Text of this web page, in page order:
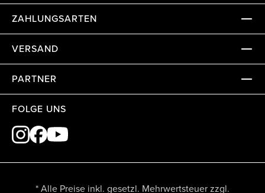
ZAHLUNGSARTEN
VERSAND
PARTNER
FOLGE UNS
* Alle Preise inkl. gesetzl. Mehrwertsteuer zzgl.